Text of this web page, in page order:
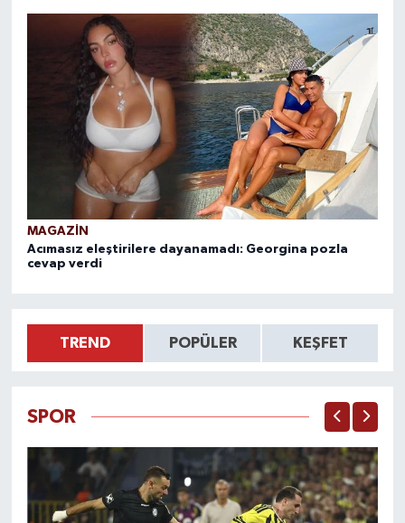
MAGAZİN
Acımasız eleştirilere dayanamadı: Georgina pozla
cevap verdi
TREND POPÜLER KEŞFET
SPOR